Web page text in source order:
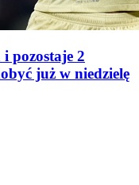
pozostaje 2
już w niedzielę